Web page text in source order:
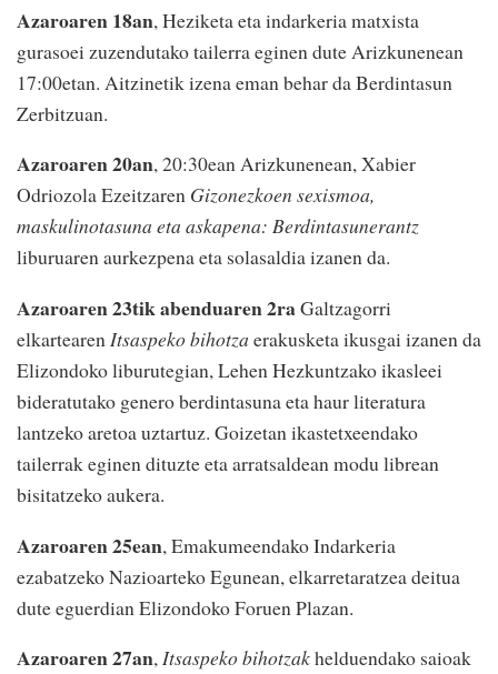
Azaroaren 18an, Heziketa eta indarkeria matxista
gurasoei zuzendutako tailerra eginen dute Arizkunenean
17:00etan. Aitzinetik izena eman behar da Berdintasun
Zerbitzuan.
Azaroaren 20an, 20:30ean Arizkunenean, Xabier
Odriozola Ezeitzaren Gizonezkoen sexismoa,
maskulinotasuna eta askapena: Berdintasunerantz
liburuaren aurkezpena eta solasaldia izanen da.
Azaroaren 23tik abenduaren 2raGaltzagorri
elkartearenItsaspeko bihotza erakusketa ikusgai izanen da
Elizondoko liburutegian, Lehen Hezkuntzako ikasleei
bideratutako genero berdintasuna eta haur literatura
lantzeko aretoa uztartuz. Goizetan ikastetxeendako
tailerrak eginen dituzte eta arratsaldean modu librean
bisitatzeko aukera.
Azaroaren 25ean, Emakumeendako Indarkeria
ezabatzeko Nazioarteko Egunean, elkarretaratzea deitua
dute eguerdian Elizondoko Foruen Plazan.
Azaroaren 27an,Itsaspeko bihotzakhelduendako saioak